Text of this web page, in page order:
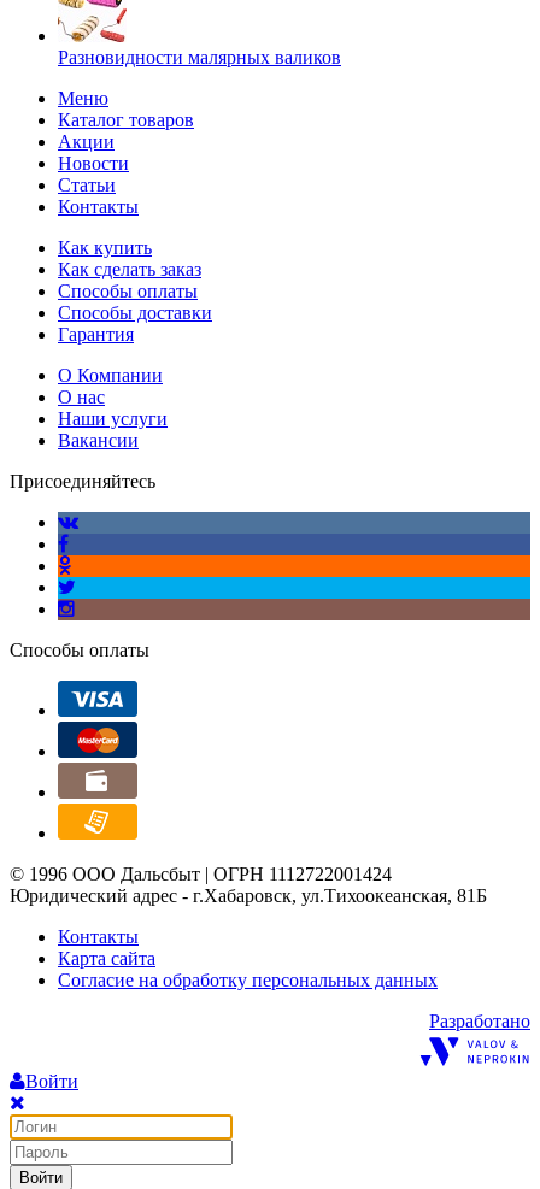
Разновидности малярных валиков
Меню
Каталог товаров
Акции
Новости
Статьи
Контакты
Как купить
Как сделать заказ
Способы оплаты
Способы доставки
Гарантия
О Компании
О нас
Наши услуги
Вакансии
Присоединяйтесь
Способы оплаты
© 1996 ООО Дальсбыт | ОГРН 1112722001424
Юридический адрес - г.Хабаровск, ул.Тихоокеанская, 81Б
Контакты
Карта сайта
Согласие на обработку персональных данных
Разработано
Войти
Войти